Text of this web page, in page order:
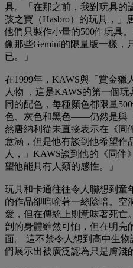
具。「在那之前，我對玩具的
孩之寶（Hasbro）的玩具，」
他們只製作小量的500件玩具
像那些Gemini的限量版一樣，
已。」
在1999年，KAWS與「賞金獵
人物 ，這是KAWS的第一個
同的配色，每種顏色都限量
色、灰色和黑色——仍然是與
然唐納利從未直接表示在《同
意涵，但是他有談到他希望作
人，」KAWS談到他的《同伴
望他能具有人類的感性。」
玩具和卡通往往令人聯想到童
的作品卻暗喻著一絲陰暗。空
愛，但在傳統上則意味著死亡
剖的身體雖然可怕，但在明亮
面。 這不禁令人想到高中生
們展示出被廣泛認為只是膚淺